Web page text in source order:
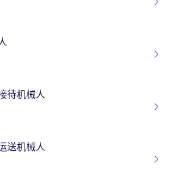
待机械人
送机械人